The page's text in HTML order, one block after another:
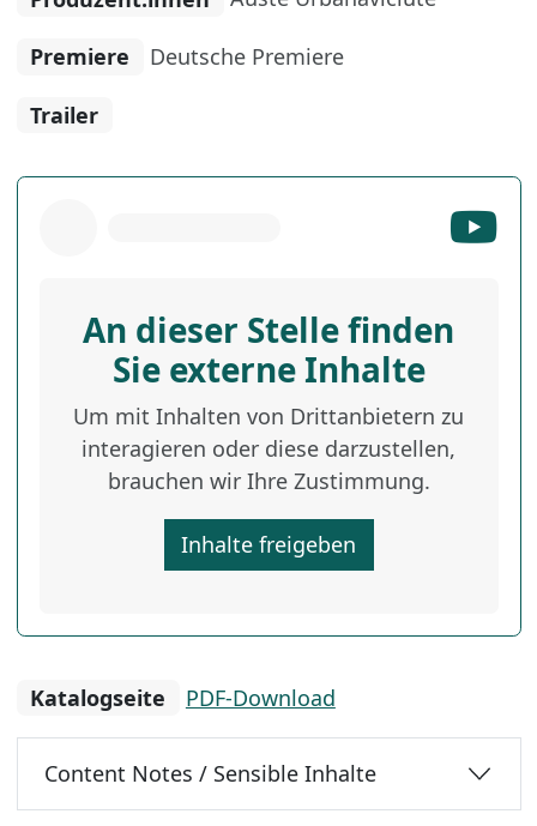
Premiere Deutsche Premiere
Trailer
An dieser Stelle finden
Sie externe Inhalte
Um mit Inhalten von Drittanbietern zu
interagieren oder diese darzustellen,
brauchen wir Ihre Zustimmung.
Inhalte freigeben
Katalogseite PDF-Download
Content Notes / Sensible Inhalte